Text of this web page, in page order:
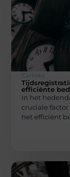
Carlinks
efficiënte
In het
cruciale
het efficiënt